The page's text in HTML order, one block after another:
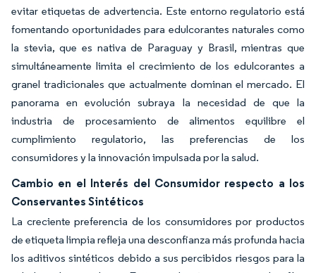
evitar etiquetas de advertencia. Este entorno regulatorio está
fomentando oportunidades para edulcorantes naturales como
la stevia, que es nativa de Paraguay y Brasil, mientras que
simultáneamente limita el crecimiento de los edulcorantes a
granel tradicionales que actualmente dominan el mercado. El
panorama en evolución subraya la necesidad de que la
industria de procesamiento de alimentos equilibre el
cumplimiento regulatorio, las preferencias de los
consumidores y la innovación impulsada por la salud.
Cambio en el Interés del Consumidor respecto a los
Conservantes Sintéticos
La creciente preferencia de los consumidores por productos
de etiqueta limpia refleja una desconfianza más profunda hacia
los aditivos sintéticos debido a sus percibidos riesgos para la